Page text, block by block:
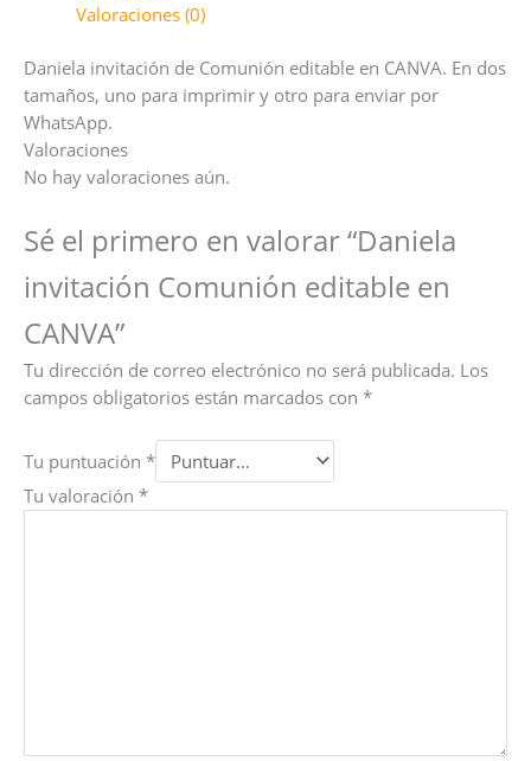
Valoraciones (0)
Daniela invitación de Comunión editable en CANVA. En dos
tamaños, uno para imprimir y otro para enviar por
WhatsApp.
Valoraciones
No hay valoraciones aún.
Sé el primero en valorar “Daniela
invitación Comunión editable en
CANVA”
Tu dirección de correo electrónico no será publicada. Los
campos obligatorios están marcados con *
Tu puntuación *
Tu valoración *